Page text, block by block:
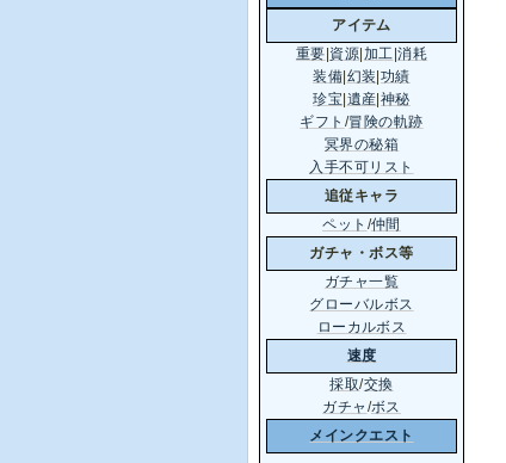
アイテム
重要|資源|加工 |消耗
装備|幻装|功績
珍宝|遺産|神秘
ギフト /冒険の軌跡
冥界の秘箱
入手不可リスト
追従キャラ
ペット /仲間
ガチャ・ボス等
ガチャ一覧
グローバルボス
ローカルボス
速度
採取/交換
ガチャ /ボス
メインクエスト